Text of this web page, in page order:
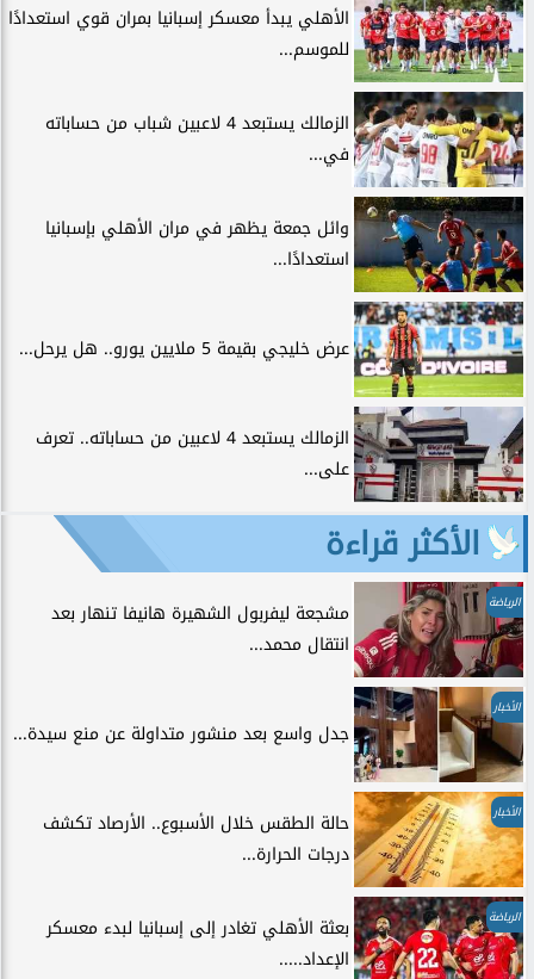
الأهلي يبدأ معسكر إسبانيا بمران قوي استعدادًا
للموسم...
الزمالك يستبعد 4 لاعبين شباب من حساباته
في...
وائل جمعة يظهر في مران الأهلي بإسبانيا
استعدادًا...
عرض خليجي بقيمة 5 ملايين يورو.. هل يرحل...
الزمالك يستبعد 4 لاعبين من حساباته.. تعرف
على...
الأكثر قراءة
الرياضة
مشجعة ليفربول الشهيرة هانيفا تنهار بعد
انتقال محمد...
الأخبار
جدل واسع بعد منشور متداولة عن منع سيدة...
الأخبار
حالة الطقس خلال الأسبوع.. الأرصاد تكشف
درجات الحرارة...
الرياضة
بعثة الأهلي تغادر إلى إسبانيا لبدء معسكر
الإعداد.....